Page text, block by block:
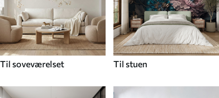
Til soveværelset Til stuen